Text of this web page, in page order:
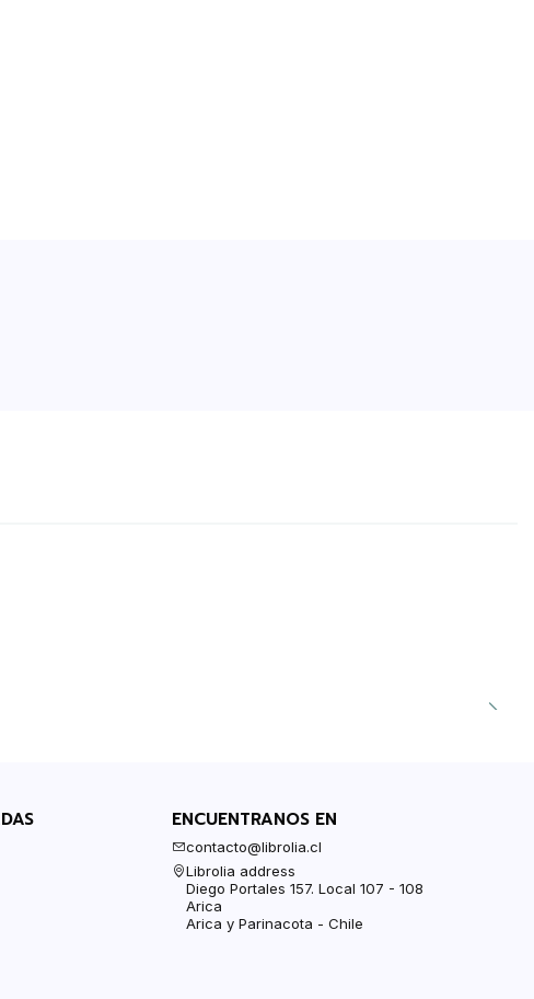
ENCUENTRANOS EN
contacto@librolia.cl
Librolia address
Diego Portales 157. Local 107 - 108
Arica
Arica y Parinacota - Chile